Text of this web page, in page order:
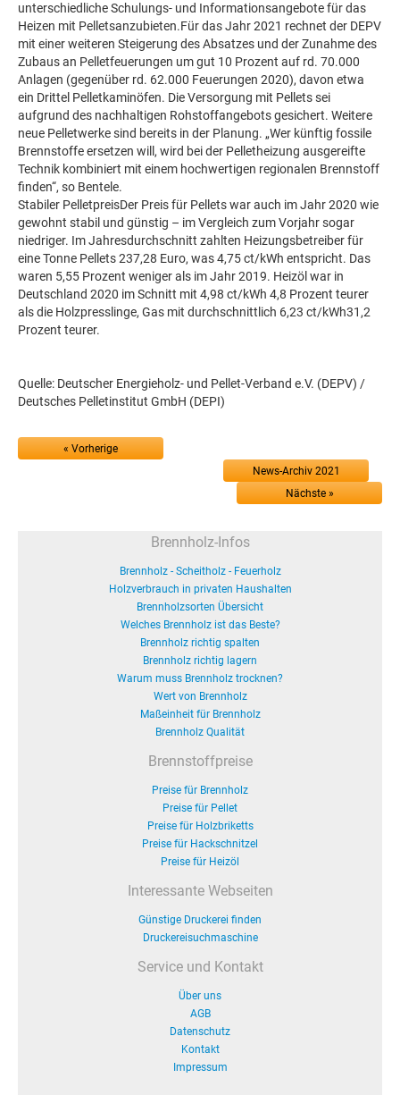
unterschiedliche Schulungs- und Informationsangebote für das
Heizen mit Pelletsanzubieten.Für das Jahr 2021 rechnet der DEPV
mit einer weiteren Steigerung des Absatzes und der Zunahme des
Zubaus an Pelletfeuerungen um gut 10 Prozent auf rd. 70.000
Anlagen (gegenüber rd. 62.000 Feuerungen 2020), davon etwa
ein Drittel Pelletkaminöfen. Die Versorgung mit Pellets sei
aufgrund des nachhaltigen Rohstoffangebots gesichert. Weitere
neue Pelletwerke sind bereits in der Planung. „Wer künftig fossile
Brennstoffe ersetzen will, wird bei der Pelletheizung ausgereifte
Technik kombiniert mit einem hochwertigen regionalen Brennstoff
finden“, so Bentele.
Stabiler PelletpreisDer Preis für Pellets war auch im Jahr 2020 wie
gewohnt stabil und günstig – im Vergleich zum Vorjahr sogar
niedriger. Im Jahresdurchschnitt zahlten Heizungsbetreiber für
eine Tonne Pellets 237,28 Euro, was 4,75 ct/kWh entspricht. Das
waren 5,55 Prozent weniger als im Jahr 2019. Heizöl war in
Deutschland 2020 im Schnitt mit 4,98 ct/kWh 4,8 Prozent teurer
als die Holzpresslinge, Gas mit durchschnittlich 6,23 ct/kWh31,2
Prozent teurer.
Quelle: Deutscher Energieholz- und Pellet-Verband e.V. (DEPV) /
Deutsches Pelletinstitut GmbH (DEPI)
« Vorherige
News-Archiv 2021
Nächste »
Brennholz-Infos
Brennholz - Scheitholz - Feuerholz
Holzverbrauch in privaten Haushalten
Brennholzsorten Übersicht
Welches Brennholz ist das Beste?
Brennholz richtig spalten
Brennholz richtig lagern
Warum muss Brennholz trocknen?
Wert von Brennholz
Maßeinheit für Brennholz
Brennholz Qualität
Brennstoffpreise
Preise für Brennholz
Preise für Pellet
Preise für Holzbriketts
Preise für Hackschnitzel
Preise für Heizöl
Interessante Webseiten
Günstige Druckerei finden
Druckereisuchmaschine
Service und Kontakt
Über uns
AGB
Datenschutz
Kontakt
Impressum